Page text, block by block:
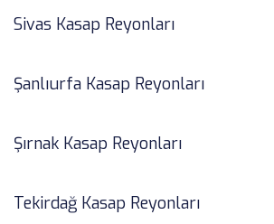
Sivas Kasap Reyonları
Şanlıurfa Kasap Reyonları
Şırnak Kasap Reyonları
Tekirdağ Kasap Reyonları